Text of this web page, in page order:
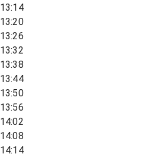
13:14
13:20
13:26
13:32
13:38
13:44
13:50
13:56
14:02
14:08
14:14